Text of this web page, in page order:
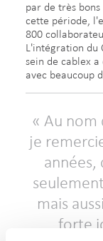
par de très
cette période,
800
L'intégration du
sein de cablex
avec beaucoup
Au nom
je
années,
mais
forte